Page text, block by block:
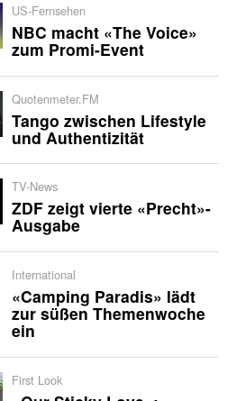
US-Fernsehen
NBC macht «The Voice»
zum Promi-Event
Quotenmeter.FM
Tango zwischen Lifestyle
und Authentizität
TV-News
ZDF zeigt vierte «Precht»-
Ausgabe
International
«Camping Paradis» lädt
zur süßen Themenwoche
ein
First Look